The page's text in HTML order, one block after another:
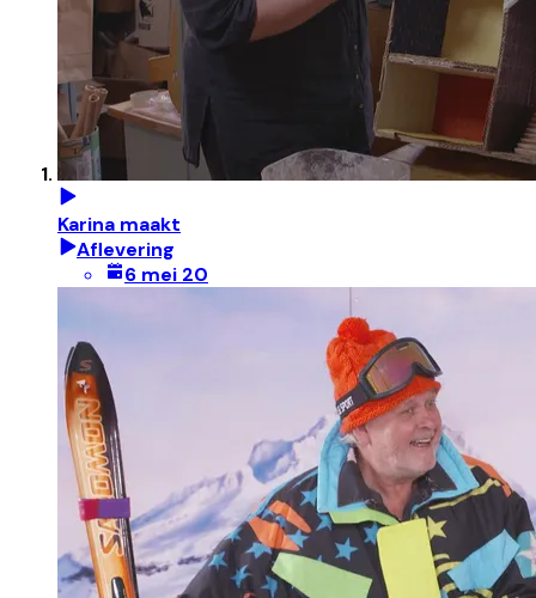
Karina maakt
Aflevering
6 mei 20